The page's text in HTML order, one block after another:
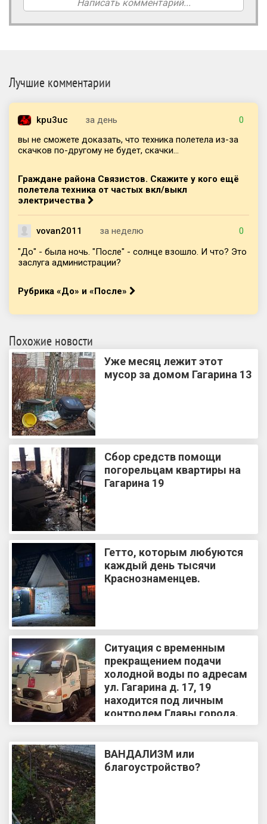
Написать комментарий...
Лучшие комментарии
kpu3uc за день
0
вы не сможете доказать, что техника полетела из-за
скачков по-другому не будет, скачки...
Граждане района Связистов. Скажите у кого ещё
полетела техника от частых вкл/выкл
электричества
vovan2011 за неделю
0
"До" - была ночь. "После" - солнце взошло. И что? Это
заслуга администрации?
Рубрика «До» и «После»
Похожие новости
Уже месяц лежит этот
мусор за домом Гагарина 13
Сбор средств помощи
погорельцам квартиры на
Гагарина 19
Гетто, которым любуются
каждый день тысячи
Краснознаменцев.
Ситуация с временным
прекращением подачи
холодной воды по адресам
ул. Гагарина д. 17, 19
находится под личным
контролем Главы города.
ВАНДАЛИЗМ или
благоустройство?